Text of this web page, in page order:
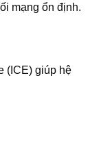
mạng ổn định.
(ICE) giúp hệ